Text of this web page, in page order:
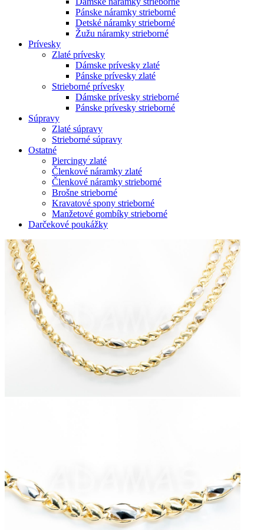
Pánske náramky strieborné
Detské náramky strieborné
Žužu náramky strieborné
Prívesky
Zlaté prívesky
Dámske prívesky zlaté
Pánske prívesky zlaté
Strieborné prívesky
Dámske prívesky strieborné
Pánske prívesky strieborné
Súpravy
Zlaté súpravy
Strieborné súpravy
Ostatné
Piercingy zlaté
Členkové náramky zlaté
Členkové náramky strieborné
Brošne strieborné
Kravatové spony strieborné
Manžetové gombíky strieborné
Darčekové poukážky
Zoom